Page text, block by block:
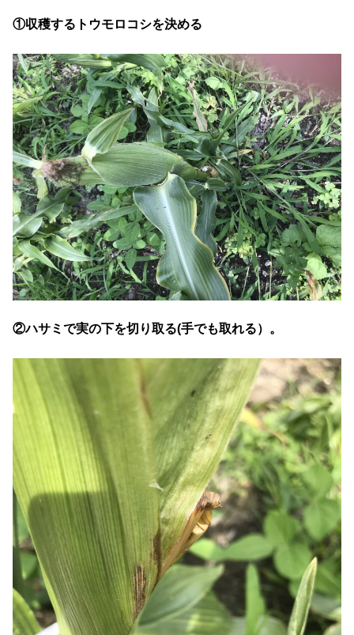
①収穫するトウモロコシを決める
②ハサミで実の下を切り取る(手でも取れる）。